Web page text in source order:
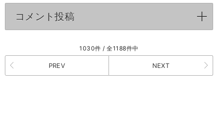
コメント投稿
1030件 / 全1188件中
PREV NEXT